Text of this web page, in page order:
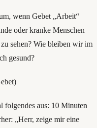
wenn Gebet „Arbeit“
oder kranke Menschen
sehen? Wie bleiben wir im
gesund?
folgendes aus: 10 Minuten
„Herr, zeige mir eine